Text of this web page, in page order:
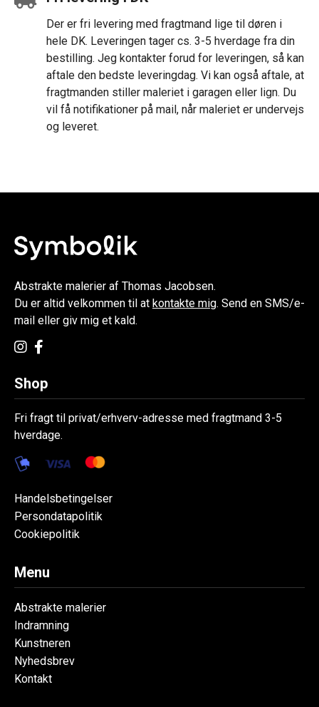
Der er fri levering med fragtmand lige til døren i
hele DK. Leveringen tager cs. 3-5 hverdage fra din
bestilling. Jeg kontakter forud for leveringen, så kan
aftale den bedste leveringdag. Vi kan også aftale, at
fragtmanden stiller maleriet i garagen eller lign. Du
vil få notifikationer på mail, når maleriet er undervejs
og leveret.
Abstrakte malerier af Thomas Jacobsen.
Du er altid velkommen til at kontakte mig. Send en SMS/e-
mail eller giv mig et kald.
Shop
Fri fragt til privat/erhverv-adresse med fragtmand 3-5
hverdage.
Handelsbetingelser
Persondatapolitik
Cookiepolitik
Menu
Abstrakte malerier
Indramning
Kunstneren
Nyhedsbrev
Kontakt